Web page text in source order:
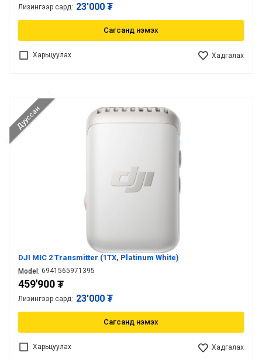
Лизингээр сард: 23'000 ₮
Сагсанд нэмэх
Харьцуулах Хадгалах
Дууссан
DJI MIC 2 Transmitter (1TX, Platinum White)
Model: 6941565971395
459'900₮
Лизингээр сард: 23'000 ₮
Сагсанд нэмэх
Харьцуулах Хадгалах